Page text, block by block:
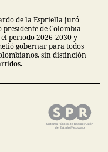
de la Espriella juró
presidente de Colombia
periodo 2026-2030 y
gobernar para todos
sin distinción